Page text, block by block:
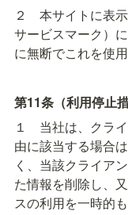
２　本サイトに表
サービスマーク）
に無断でこれを使
第11条（利用停止措
１　当社は、クラ
由に該当する場合
く、当該クライア
た情報を削除し、
スの利用を一時的